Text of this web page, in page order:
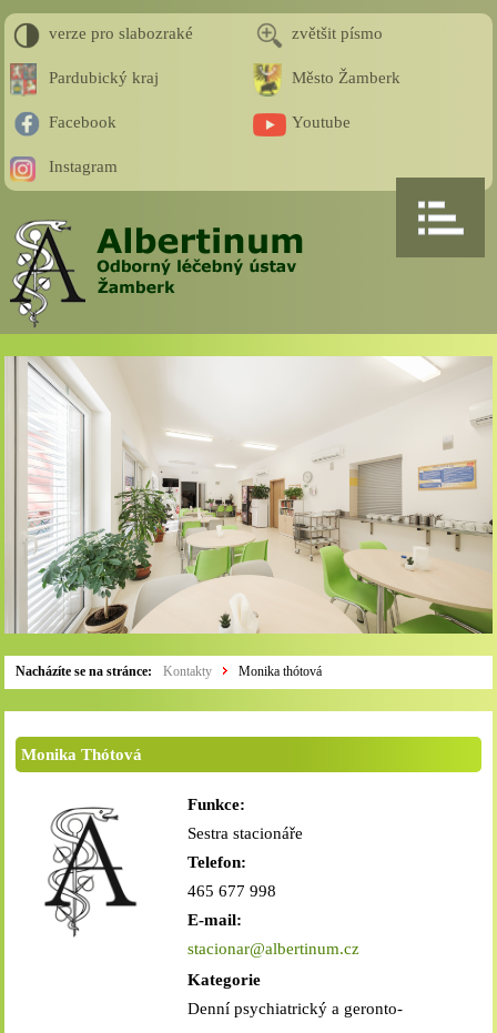
verze pro slabozraké zvětšit písmo
Pardubický kraj Město Žamberk
Facebook Youtube
Instagram
Nacházíte se na stránce: Kontakty Monika thótová
Monika Thótová
Funkce:
Sestra stacionáře
Telefon:
465 677 998
E-mail:
stacionar@albertinum.cz
Kategorie
Denní psychiatrický a geronto-